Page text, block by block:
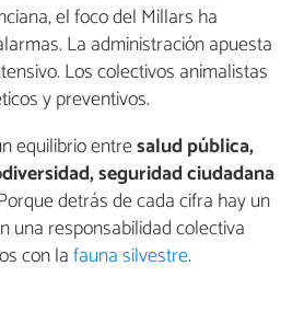
el foco del Millars ha
La administración apuesta
Los colectivos animalistas
y preventivos.
equilibrio entresalud pública,
seguridad ciudadana
detrás de cada cifra hay un
una responsabilidad colectiva
con lafauna silvestre.